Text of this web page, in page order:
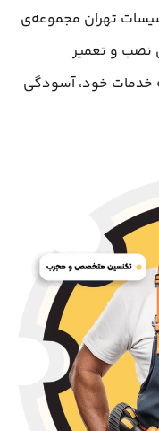
تهران مجموعه‌ی
نصب و تعمیر
خدمات خود، آسودگی